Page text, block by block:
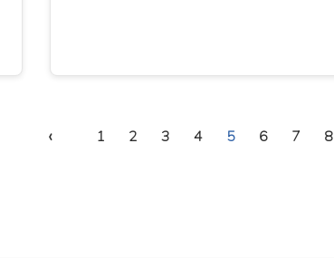
‹ 1 2 3 4 5 6 7 8